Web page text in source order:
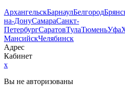
АрхангельскБарнаулБелгород
на-ДонуСамараСанкт-
ПетербургСаратовТулаТюменьУфа
МансийскЧелябинск
Адрес
Кабинет
x
Вы не авторизованы